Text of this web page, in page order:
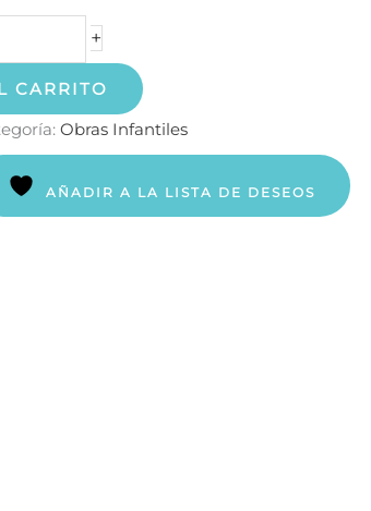
+
CARRITO
Obras Infantiles
AÑADIR A LA LISTA DE DESEOS